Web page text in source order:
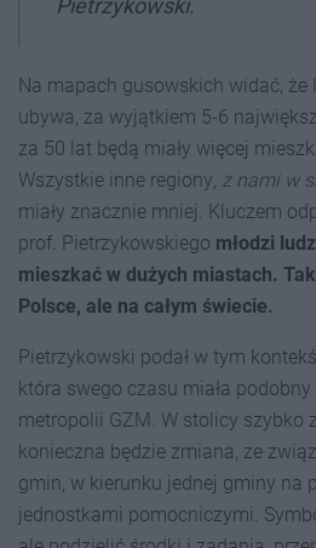
Pietrzykowski.
Na mapach gusowskich widać, że
ubywa, za wyjątkiem 5-6
za 50 lat będą miały więcej
Wszystkie inne regiony, z nami w
miały znacznie mniej. Kluczem
prof. Pietrzykowskiego młodzi
mieszkać w dużych miastach.
Polsce, ale na całym świecie.
Pietrzykowski podał w tym
która swego czasu miała
metropolii GZM. W stolicy szybko
konieczna będzie zmiana, ze
gmin, w kierunku jednej gminy na
jednostkami pomocniczymi.